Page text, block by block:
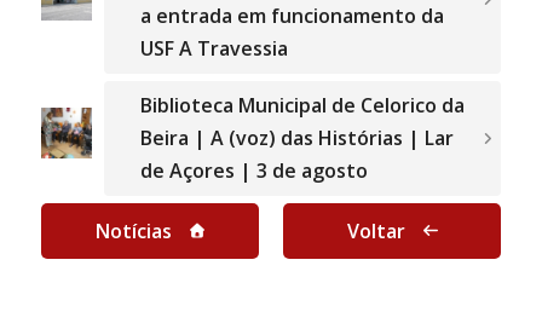
a entrada em funcionamento da
USF A Travessia
Biblioteca Municipal de Celorico da
Beira | A (voz) das Histórias | Lar
de Açores | 3 de agosto
Notícias Voltar